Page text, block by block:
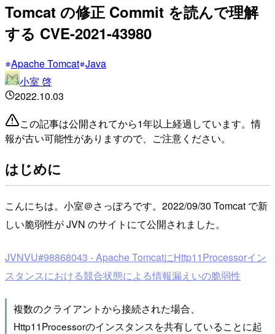
Tomcat の修正 Commit を読んで理解
する CVE-2021-43980
Apache Tomcat Java
小室 啓
2022.10.03
この記事は公開されてから1年以上経過しています。情
報が古い可能性がありますので、ご注意ください。
はじめに
こんにちは。小室＠さっぽろです。2022/09/30 Tomcat で新
しい脆弱性が JVN のサイトにて公開されました。
JVNVU#98868043 - Apache TomcatにHttp11Processorイン
スタンスにおける競合状態による情報漏えいの脆弱性
複数のクライアントから接続された場合、
Http11Processorのインスタンスを共有していることに起